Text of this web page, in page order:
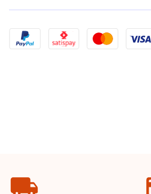
Metodi di pagamento